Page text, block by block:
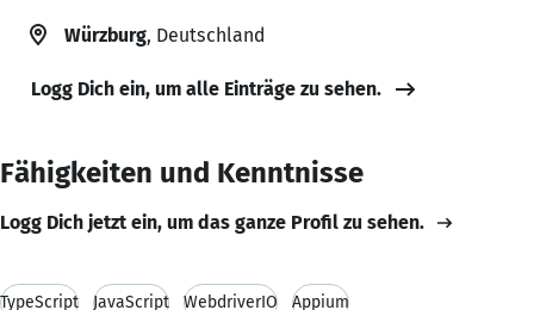
Würzburg, Deutschland
Logg Dich ein, um alle Einträge zu sehen.
Fähigkeiten und Kenntnisse
Logg Dich jetzt ein, um das ganze Profil zu sehen.
TypeScript JavaScript WebdriverIO Appium